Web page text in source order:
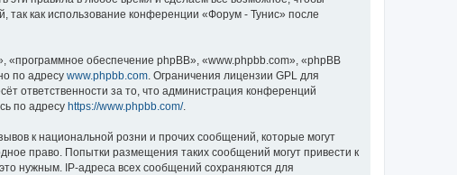
как использование конференции «Форум - Тунис» после
обеспечение phpBB», «www.phpbb.com», «phpBB
по адресу www.phpbb.com. Ограничения лицензии GPL для
ответственности за то, что администрация конференций
по адресу https://www.phpbb.com/.
к национальной розни и прочих сообщений, которые могут
право. Попытки размещения таких сообщений могут привести к
нужным. IP-адреса всех сообщений сохраняются для